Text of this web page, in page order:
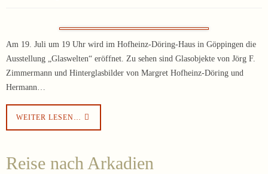
Am 19. Juli um 19 Uhr wird im Hofheinz-Döring-Haus in Göppingen die
Ausstellung „Glaswelten“ eröffnet. Zu sehen sind Glasobjekte von Jörg F.
Zimmermann und Hinterglasbilder von Margret Hofheinz-Döring und
Hermann…
WEITER LESEN…
Reise nach Arkadien